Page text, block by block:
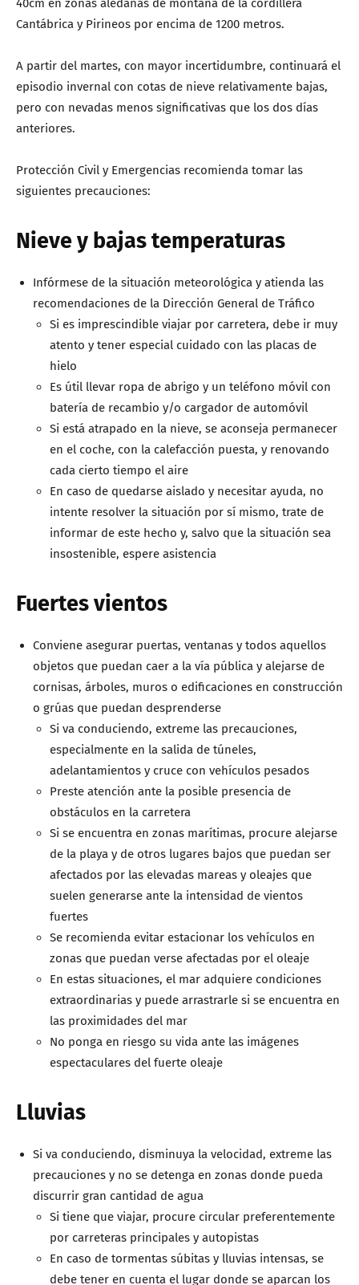
40cm en zonas aledañas de montaña de la cordillera
Cantábrica y Pirineos por encima de 1200 metros.
A partir del martes, con mayor incertidumbre, continuará el
episodio invernal con cotas de nieve relativamente bajas,
pero con nevadas menos significativas que los dos días
anteriores.
Protección Civil y Emergencias recomienda tomar las
siguientes precauciones:
Nieve y bajas temperaturas
Infórmese de la situación meteorológica y atienda las
recomendaciones de la Dirección General de Tráfico
Si es imprescindible viajar por carretera, debe ir muy
atento y tener especial cuidado con las placas de
hielo
Es útil llevar ropa de abrigo y un teléfono móvil con
batería de recambio y/o cargador de automóvil
Si está atrapado en la nieve, se aconseja permanecer
en el coche, con la calefacción puesta, y renovando
cada cierto tiempo el aire
En caso de quedarse aislado y necesitar ayuda, no
intente resolver la situación por sí mismo, trate de
informar de este hecho y, salvo que la situación sea
insostenible, espere asistencia
Fuertes vientos
Conviene asegurar puertas, ventanas y todos aquellos
objetos que puedan caer a la vía pública y alejarse de
cornisas, árboles, muros o edificaciones en construcción
o grúas que puedan desprenderse
Si va conduciendo, extreme las precauciones,
especialmente en la salida de túneles,
adelantamientos y cruce con vehículos pesados
Preste atención ante la posible presencia de
obstáculos en la carretera
Si se encuentra en zonas marítimas, procure alejarse
de la playa y de otros lugares bajos que puedan ser
afectados por las elevadas mareas y oleajes que
suelen generarse ante la intensidad de vientos
fuertes
Se recomienda evitar estacionar los vehículos en
zonas que puedan verse afectadas por el oleaje
En estas situaciones, el mar adquiere condiciones
extraordinarias y puede arrastrarle si se encuentra en
las proximidades del mar
No ponga en riesgo su vida ante las imágenes
espectaculares del fuerte oleaje
Lluvias
Si va conduciendo, disminuya la velocidad, extreme las
precauciones y no se detenga en zonas donde pueda
discurrir gran cantidad de agua
Si tiene que viajar, procure circular preferentemente
por carreteras principales y autopistas
En caso de tormentas súbitas y lluvias intensas, se
debe tener en cuenta el lugar donde se aparcan los